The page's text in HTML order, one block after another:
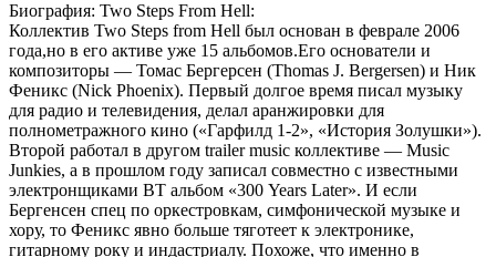
Биография: Two Steps From Hell:
Коллектив Two Steps from Hell был основан в феврале 2006
года,но в его активе уже 15 альбомов.Его основатели и
композиторы — Томас Бергерсен (Thomas J. Bergersen) и Ник
Феникс (Nick Phoenix). Первый долгое время писал музыку
для радио и телевидения, делал аранжировки для
полнометражного кино («Гарфилд 1-2», «История Золушки»).
Второй работал в другом trailer music коллективе — Music
Junkies, а в прошлом году записал совместно с известными
электронщиками BT альбом «300 Years Later». И если
Бергенсен спец по оркестровкам, симфонической музыке и
хору, то Феникс явно больше тяготеет к электронике,
гитарному року и индастриалу. Похоже, что именно в